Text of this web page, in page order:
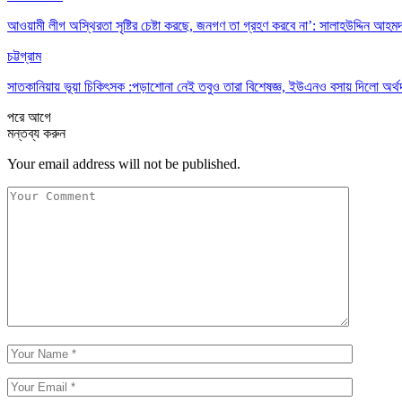
আওয়ামী লীগ অস্থিরতা সৃষ্টির চেষ্টা করছে, জনগণ তা গ্রহণ করবে না’: সালাহউদ্দিন
চট্টগ্রাম
সাতকানিয়ায় ভূয়া চিকিৎসক :পড়াশোনা নেই তবুও তারা বিশেষজ্ঞ, ইউএনও বসায় দিলো
পরেআগে
মন্তব্য করুন
Your email address will not be published.